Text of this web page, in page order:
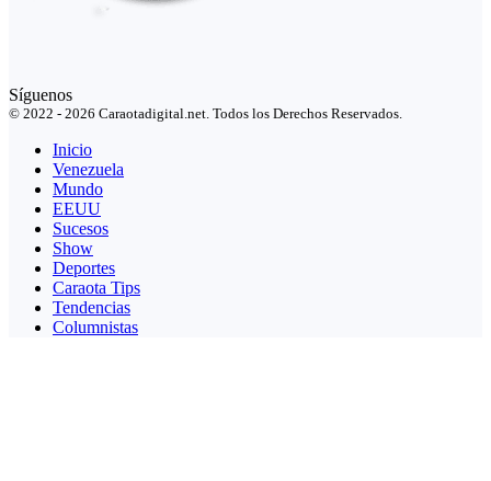
Síguenos
© 2022 - 2026 Caraotadigital.net. Todos los Derechos Reservados.
Inicio
Venezuela
Mundo
EEUU
Sucesos
Show
Deportes
Caraota Tips
Tendencias
Columnistas